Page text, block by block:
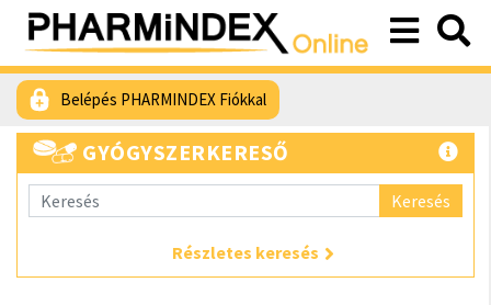
Belépés PHARMINDEX Fiókkal
GYÓGYSZERKERESŐ
Keresés
Részletes keresés